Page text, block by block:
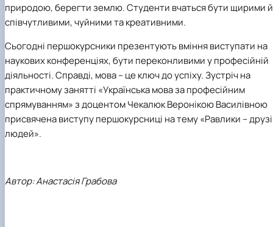
природою, берегти землю. Студенти вчаться бути щирими й
співчутливими, чуйними та креативними.
Сьогодні першокурсники презентують вміння виступати на
наукових конференціях, бути переконливими у професійній
діяльності. Справді, мова – це ключ до успіху. Зустріч на
практичному занятті «Українська мова за професійним
спрямуванням» з доцентом Чекалюк Веронікою Василівною
присвячена виступу першокурсниці на тему «Равлики – друзі
людей».
Автор: Анастасія Грабова